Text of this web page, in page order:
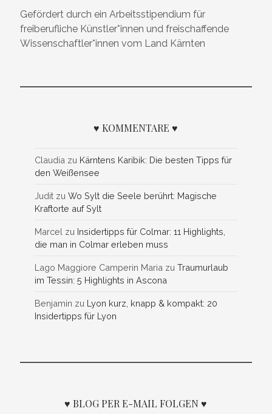
Gefördert durch ein Arbeitsstipendium für
freiberufliche Künstler*innen und freischaffende
Wissenschaftler*innen vom Land Kärnten
♥ KOMMENTARE ♥
Claudia zu Kärntens Karibik: Die besten Tipps für
den Weißensee
Judit zuWo Sylt die Seele berührt: Magische
Kraftorte auf Sylt
Marcel zu Insidertipps für Colmar: 11 Highlights,
die man in Colmar erleben muss
Lago Maggiore Camperin Maria zuTraumurlaub
im Tessin: 5 Highlights in Ascona
Benjamin zu Lyon kurz, knapp & kompakt: 20
Insidertipps für Lyon
♥ BLOG PER E-MAIL FOLGEN ♥